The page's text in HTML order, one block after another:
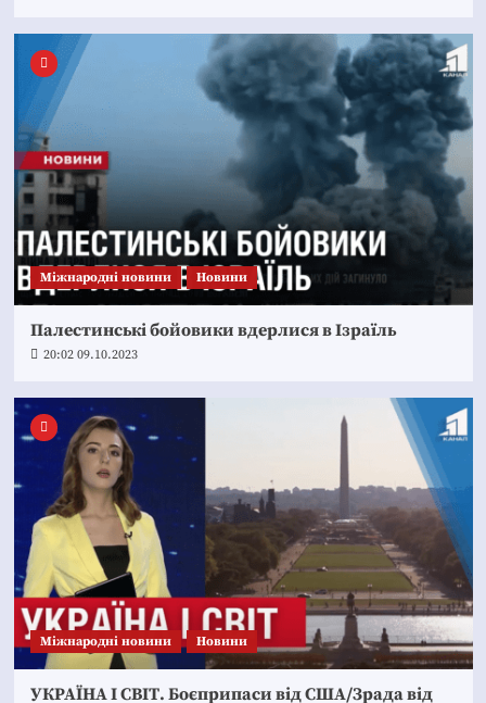
Міжнародні новини Новини
Палестинські бойовики вдерлися в Ізраїль
20:02 09.10.2023
Міжнародні новини Новини
УКРАЇНА І СВІТ. Боєприпаси від США/Зрада від